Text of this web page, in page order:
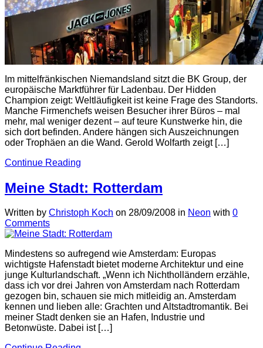
Im mittelfränkischen Niemandsland sitzt die BK Group, der
europäische Marktführer für Ladenbau. Der Hidden
Champion zeigt: Weltläufigkeit ist keine Frage des Standorts.
Manche Firmenchefs weisen Besucher ihrer Büros – mal
mehr, mal weniger dezent – auf teure Kunstwerke hin, die
sich dort befinden. Andere hängen sich Auszeichnungen
oder Trophäen an die Wand. Gerold Wolfarth zeigt […]
Continue Reading
Meine Stadt: Rotterdam
Written by Christoph Koch on 28/09/2008 in Neon with 0
Comments
Mindestens so aufregend wie Amsterdam: Europas
wichtigste Hafenstadt bietet moderne Architektur und eine
junge Kulturlandschaft. „Wenn ich Nichtholländern erzähle,
dass ich vor drei Jahren von Amsterdam nach Rotterdam
gezogen bin, schauen sie mich mitleidig an. Amsterdam
kennen und lieben alle: Grachten und Altstadtromantik. Bei
meiner Stadt denken sie an Hafen, Industrie und
Betonwüste. Dabei ist […]